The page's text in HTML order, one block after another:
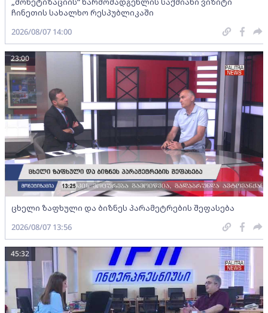
ჩინეთის სახალხო რესპუბლიკაში
2026/08/07 14:00
ცხელი ზაფხული და ბიზნეს პარამეტრების შეფასება
23:00
2026/08/07 13:56
45:32